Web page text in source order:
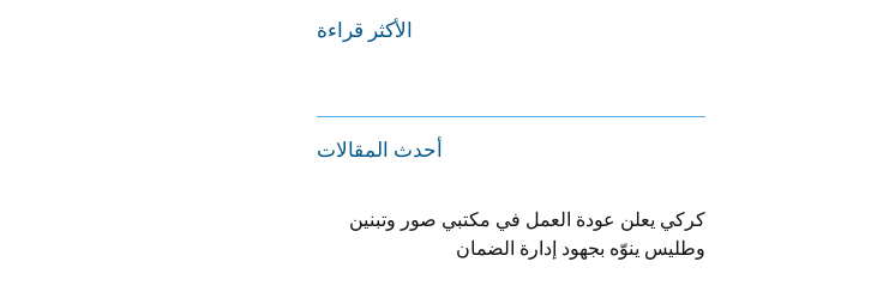
الأكثر قراءة
أحدث المقالات
كركي يعلن عودة العمل في مكتبي صور وتبنين
وطليس ينوّه بجهود إدارة الضمان